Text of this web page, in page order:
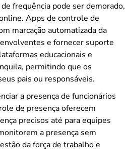
frequência pode ser demorado,
Apps de controle de
marcação automatizada da
e fornecer suporte
educacionais e
permitindo que os
pais ou responsáveis.
a presença de funcionários
de presença oferecem
precisos até para equipes
a presença sem
da força de trabalho e